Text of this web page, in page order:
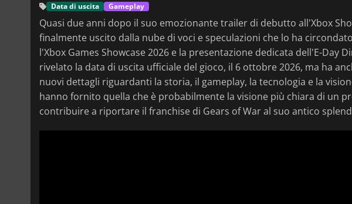
Data di uscita
Gameplay
Quasi due anni dopo il suo emozionante trailer di debutto all'Xbox
finalmente uscito dalla nube di voci e speculazioni che lo ha
l'Xbox Games Showcase 2026 e la presentazione dedicata dell'E-Day
rivelato la data di uscita ufficiale del gioco, il 6 ottobre 2026, ma ha
nuovi dettagli riguardanti la storia, il gameplay, la tecnologia e la
hanno fornito quella che è probabilmente la visione più chiara di un
contribuire a riportare il franchise di Gears of War al suo antico